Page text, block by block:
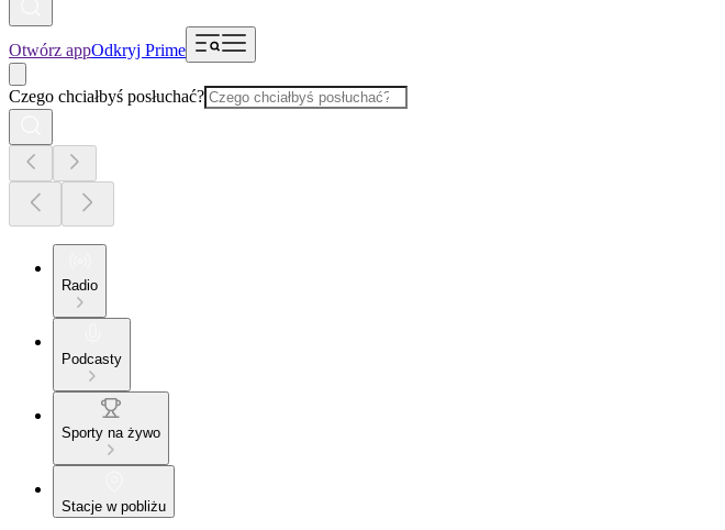
Otwórz appOdkryj Prime
Czego chciałbyś posłuchać?
Radio
Podcasty
Sporty na żywo
Stacje w pobliżu